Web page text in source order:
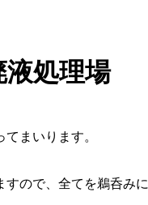
処理場
まいります。
ので、全てを鵜呑みに